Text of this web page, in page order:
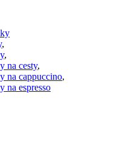
,
,
na cesty,
na cappuccino,
na espresso